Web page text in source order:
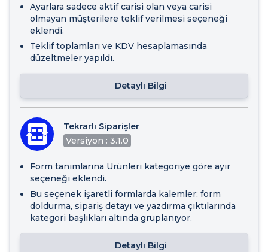
Ayarlara sadece aktif carisi olan veya carisi
olmayan müşterilere teklif verilmesi seçeneği
eklendi.
Teklif toplamları ve KDV hesaplamasında
düzeltmeler yapıldı.
Detaylı Bilgi
Tekrarlı Siparişler
Versiyon : 3.1.0
Form tanımlarına Ürünleri kategoriye göre ayır
seçeneği eklendi.
Bu seçenek işaretli formlarda kalemler; form
doldurma, sipariş detayı ve yazdırma çıktılarında
kategori başlıkları altında gruplanıyor.
Detaylı Bilgi